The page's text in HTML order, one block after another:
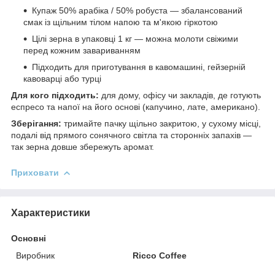
Купаж 50% арабіка / 50% робуста — збалансований
смак із щільним тілом напою та м'якою гіркотою
Цілі зерна в упаковці 1 кг — можна молоти свіжими
перед кожним завариванням
Підходить для приготування в кавомашині, гейзерній
кавоварці або турці
Для кого підходить: для дому, офісу чи закладів, де готують
еспресо та напої на його основі (капучино, лате, американо).
Зберігання: тримайте пачку щільно закритою, у сухому місці,
подалі від прямого сонячного світла та сторонніх запахів —
так зерна довше збережуть аромат.
Приховати
Характеристики
Основні
Виробник
Ricco Coffee